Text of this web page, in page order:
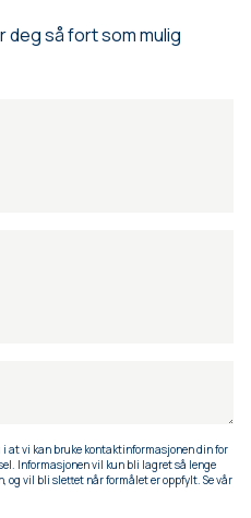
deg så fort som mulig
i at vi kan bruke kontaktinformasjonen din for
Informasjonen vil kun bli lagret så lenge
og vil bli slettet når formålet er oppfylt. Se vår